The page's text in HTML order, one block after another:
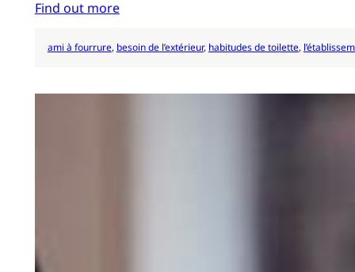
Find out more
ami à fourrure, besoin de l’extérieur, habitudes de toilette,